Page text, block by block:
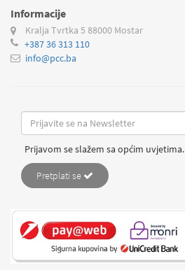
Informacije
Kralja Tvrtka 5 88000 Mostar
+387 36 313 110
info@pcc.ba
Prijavom se slažem sa općim uvjetima.
Pretplati se